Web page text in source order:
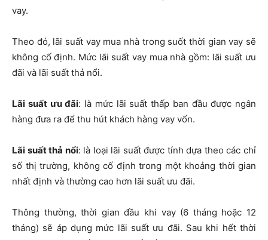
mua nhà
Đặc điểm của vay mua nhà là hạn mức cao và thời hạn vay
dài (có thể lên tới 30 năm). Việc nắm rõ lãi suất vay ngân
hàng khi mua nhà trong suốt kỳ hạn vay sẽ giúp bạn tính
cân đối tài chính để hoàn thành nghĩa vụ thanh toán nợ
vay.
Theo đó, lãi suất vay mua nhà trong suốt thời gian vay sẽ
không cố định. Mức lãi suất vay mua nhà gồm: lãi suất ưu
đãi và lãi suất thả nổi.
Lãi suất ưu đãi
: là mức lãi suất thấp ban đầu được ngân
hàng đưa ra để thu hút khách hàng vay vốn.